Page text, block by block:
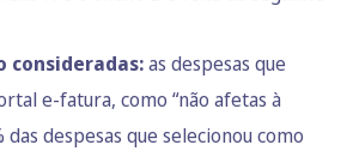
consideradas:as despesas que
e-fatura, como “não afetas à
das despesas que selecionou como